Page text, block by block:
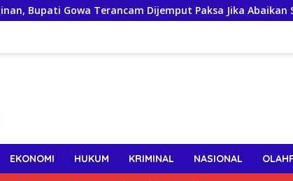
Terancam Dijemput Paksa Jika Abaikan Surat
EKONOMI HUKUM KRIMINAL NASIONAL